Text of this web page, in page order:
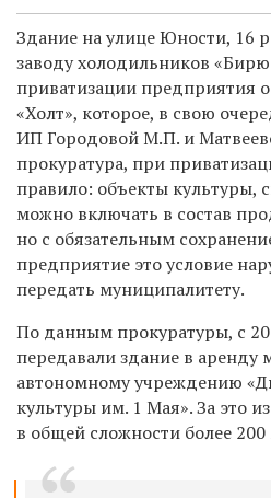
Здание на улице Юности, 16
заводу холодильников
приватизации предприятия
«Холт», которое, в свою
ИП Городовой М.П. и
прокуратура, при
правило: объекты культуры,
можно включать в состав
но с обязательным
предприятие это условие
передать муниципалитету.
По данным прокуратуры, с
передавали здание в
автономному учреждению
культуры им. 1 Мая». За это
в общей сложности более